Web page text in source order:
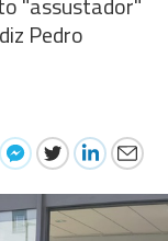
Pedro